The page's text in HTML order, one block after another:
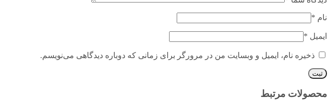
نام *
ایمیل *
ذخیره نام، ایمیل و وبسایت من در مرورگر برای زمانی که دوباره دیدگاهی می‌نویسم.
محصولات مرتبط